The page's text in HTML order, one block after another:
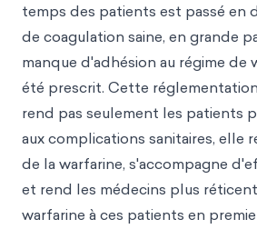
temps des patients est passé en
de coagulation saine, en grande
manque d'adhésion au régime de
été prescrit. Cette
rend pas seulement les patients
aux complications sanitaires, elle
de la warfarine, s'accompagne
et rend les médecins plus
warfarine à ces patients en